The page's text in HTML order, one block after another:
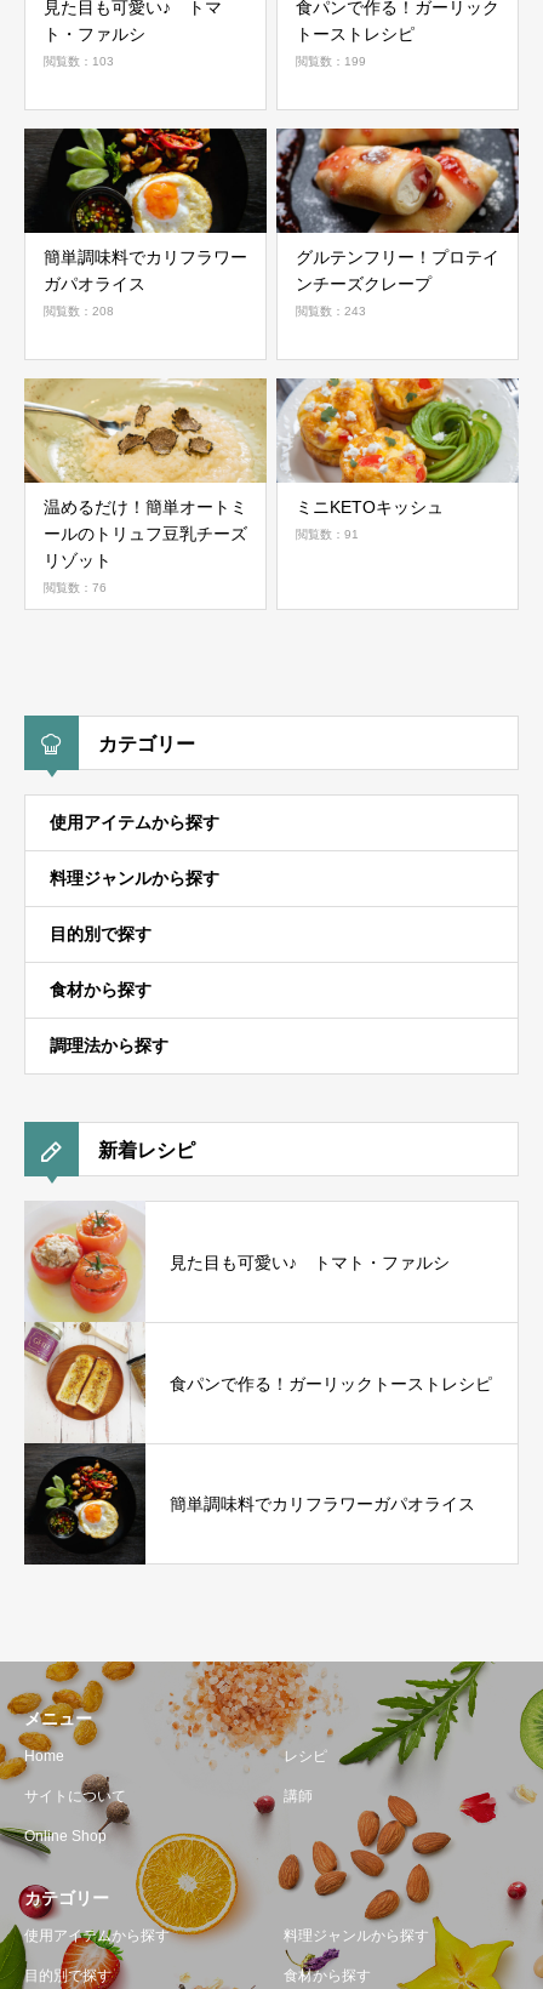
見た目も可愛い♪ トマ
ト・ファルシ
閲覧数：103
食パンで作る！ガーリック
トーストレシピ
閲覧数：199
簡単調味料でカリフラワー
ガパオライス
閲覧数：208
グルテンフリー！プロテイ
ンチーズクレープ
閲覧数：243
温めるだけ！簡単オートミ
ールのトリュフ豆乳チーズ
リゾット
閲覧数：76
ミニKETOキッシュ
閲覧数：91
カテゴリー
使用アイテムから探す
料理ジャンルから探す
目的別で探す
食材から探す
調理法から探す
新着レシピ
見た目も可愛い♪ トマト・ファルシ
食パンで作る！ガーリックトーストレシピ
簡単調味料でカリフラワーガパオライス
メニュー
Home レシピ
サイトについて 講師
Online Shop
カテゴリー
使用アイテムから探す 料理ジャンルから探す
目的別で探す 食材から探す